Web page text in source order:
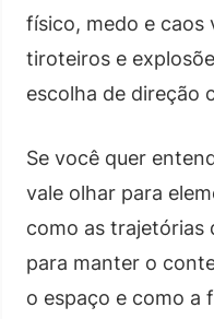
físico, medo e caos
tiroteiros e
escolha de direção
Se você quer
vale olhar para
como as trajetórias
para manter o
o espaço e como a